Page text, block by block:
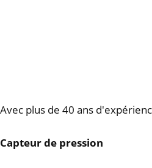
Avec plus de 40 ans
Capteur de pression